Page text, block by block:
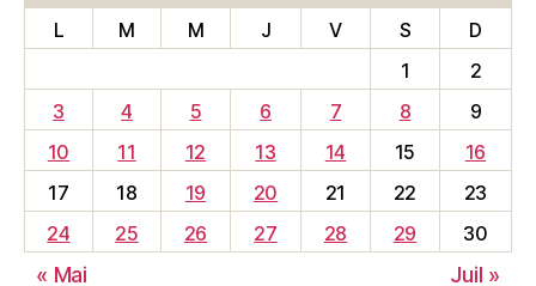
L
M M J V S
D
1
2
3
4 5 6 7 8
9
10
11 12 13 14 15
16
17
18 19 20 21 22
23
24
25 26 27 28 29 30
« Mai Juil »